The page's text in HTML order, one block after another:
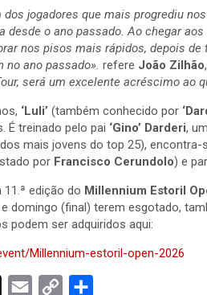
dos jogadores que mais progrediu
desde o ano passado. Ao chegar
nos pisos mais rápidos, depois
no ano passado». refere João Zilhão
será um excelente acréscimo ao
‘Luli’ (também conhecido por
É treinado pelo pai ‘Gino’ Darderi,
mais jovens do top 25),
por Francisco Cerundolo) e
11.ª edição do Millennium Estoril
domingo (final) terem esgotado,
podem ser adquiridos aqui:
Millennium-estoril-open-2026